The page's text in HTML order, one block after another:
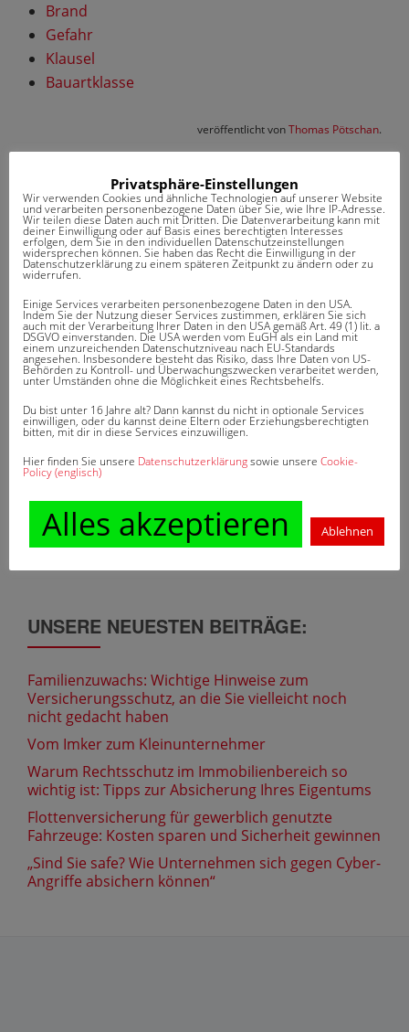
Brand
Gefahr
Klausel
Bauartklasse
veröffentlicht vonThomas Pötschan.
BEITRAGSNAVIGATION
Explosion Sengschaden
DAS KÖNNTE SIE AUCH
INTERESSIEREN
Keine ähnlichen Artikel gefunden.
WUSSTEN SIE SCHON?
UNSERE NEUESTEN BEITRÄGE:
Familienzuwachs: Wichtige Hinweise zum
Versicherungsschutz, an die Sie vielleicht noch
nicht gedacht haben
Vom Imker zum Kleinunternehmer
Warum Rechtsschutz im Immobilienbereich so
wichtig ist: Tipps zur Absicherung Ihres Eigentums
Flottenversicherung für gewerblich genutzte
Fahrzeuge: Kosten sparen und Sicherheit gewinnen
„Sind Sie safe? Wie Unternehmen sich gegen Cyber-
Angriffe absichern können“
Privatsphäre-Einstellungen
Wir verwenden Cookies und ähnliche Technologien auf unserer Website
und verarbeiten personenbezogene Daten über Sie, wie Ihre IP-Adresse.
Wir teilen diese Daten auch mit Dritten. Die Datenverarbeitung kann mit
deiner Einwilligung oder auf Basis eines berechtigten Interesses
erfolgen, dem Sie in den individuellen Datenschutzeinstellungen
widersprechen können. Sie haben das Recht die Einwilligung in der
Datenschutzerklärung zu einem späteren Zeitpunkt zu ändern oder zu
widerrufen.
Einige Services verarbeiten personenbezogene Daten in den USA.
Indem Sie der Nutzung dieser Services zustimmen, erklären Sie sich
auch mit der Verarbeitung Ihrer Daten in den USA gemäß Art. 49 (1) lit. a
DSGVO einverstanden. Die USA werden vom EuGH als ein Land mit
einem unzureichenden Datenschutzniveau nach EU-Standards
angesehen. Insbesondere besteht das Risiko, dass Ihre Daten von US-
Behörden zu Kontroll- und Überwachungszwecken verarbeitet werden,
unter Umständen ohne die Möglichkeit eines Rechtsbehelfs.
Du bist unter 16 Jahre alt? Dann kannst du nicht in optionale Services
einwilligen, oder du kannst deine Eltern oder Erziehungsberechtigten
bitten, mit dir in diese Services einzuwilligen.
Hier finden Sie unsere Datenschutzerklärungsowie unsere Cookie-
Policy (englisch)
Alles akzeptieren Ablehnen